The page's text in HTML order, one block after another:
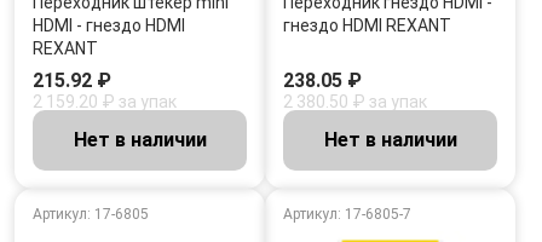
HDMI - гнездо HDMI
REXANT
215.92 ₽
2 159.20 ₽ за упак
Нет в наличии
гнездо HDMI REXANT
238.05 ₽
2 380.50 ₽ за упак
Нет в наличии
Артикул: 17-6805 Артикул: 17-6805-7